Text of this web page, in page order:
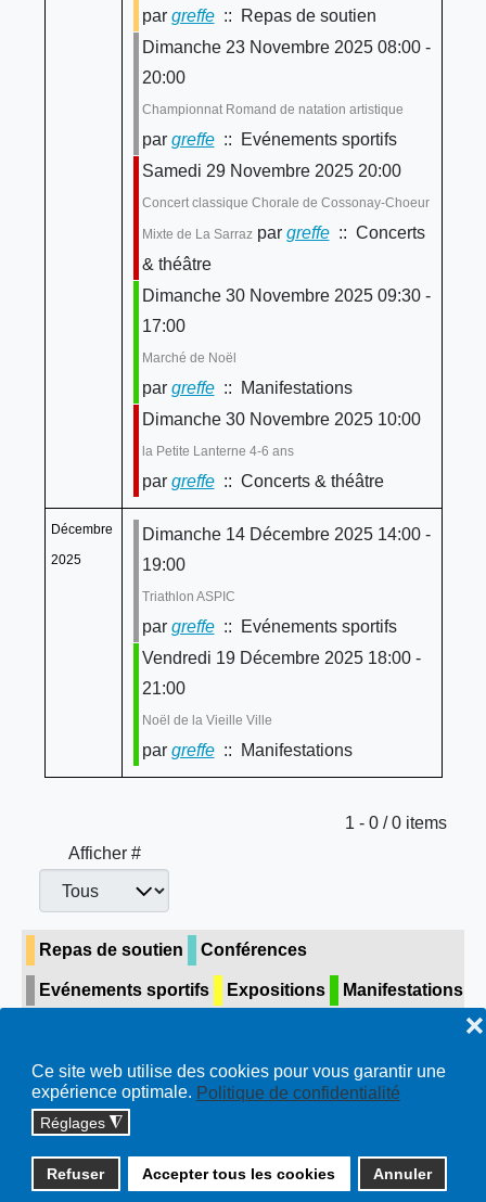
Ce site web utilise des cookies pour vous garantir une
expérience optimale. Politique de confidentialité
Réglages ◮
Refuser Accepter tous les cookies Annuler
❌
par greffe:: Repas de soutien
Dimanche 23 Novembre 2025 08:00 -
20:00
Championnat Romand de natation artistique
par greffe:: Evénements sportifs
Samedi 29 Novembre 2025 20:00
Concert classique Chorale de Cossonay-Choeur
Mixte de La Sarrazpar greffe:: Concerts
& théâtre
Dimanche 30 Novembre 2025 09:30 -
17:00
Marché de Noël
par greffe:: Manifestations
Dimanche 30 Novembre 2025 10:00
la Petite Lanterne 4-6 ans
par greffe:: Concerts & théâtre
Décembre
2025
Dimanche 14 Décembre 2025 14:00 -
19:00
Triathlon ASPIC
par greffe:: Evénements sportifs
Vendredi 19 Décembre 2025 18:00 -
21:00
Noël de la Vieille Ville
par greffe:: Manifestations
Limite de la pagination
1 - 0 / 0 items
Afficher #
Repas de soutien Conférences
Evénements sportifs Expositions Manifestations
Copyright © 2026 cossonay.ch - tous droits réservés | site :
solutions informatiques